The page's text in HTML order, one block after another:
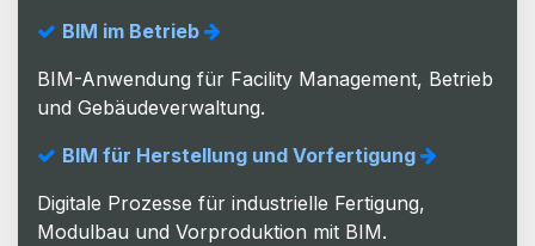
BIM im Betrieb
BIM-Anwendung für Facility Management, Betrieb
und Gebäudeverwaltung.
BIM für Herstellung und Vorfertigung
Digitale Prozesse für industrielle Fertigung,
Modulbau und Vorproduktion mit BIM.